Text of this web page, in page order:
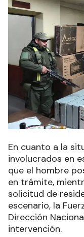
En cuanto a la
involucrados en
que el hombre
en trámite,
solicitud de
escenario, la
Dirección
intervención.